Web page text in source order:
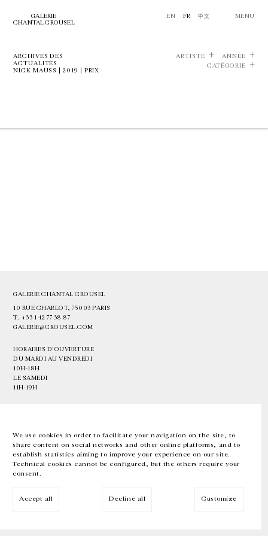
We use cookies in order to facilitate your navigation on the site, to
share content on social networks and other online platforms, and to
establish statistics aiming to improve your experience on our site.
Technical cookies cannot be configured, but the others require your
consent.
Accept all Decline all Customize
GALERIE
CHANTAL CROUSEL
EN FR 中文 MENU
ARCHIVES DES
ACTUALITÉS
NICK MAUSS | 2019 | PRIX
ARTISTE
ANNÉE
CATÉGORIE
GALERIE CHANTAL CROUSEL
10 RUE CHARLOT, 75003 PARIS
T. +33 1 42 77 38 87
GALERIE@CROUSEL.COM
HORAIRES D'OUVERTURE
DU MARDI AU VENDREDI
10H-18H
LE SAMEDI
11H-19H
EN FR 中文 Facebook Instagram
Inscrivez-vous à notre newsletter